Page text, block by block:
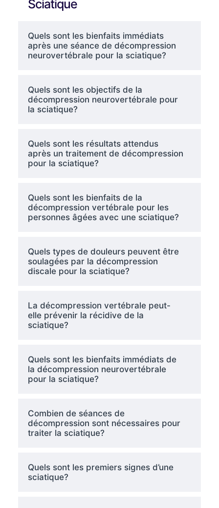
Sciatique
Quels sont les bienfaits immédiats
après une séance de décompression
neurovertébrale pour la sciatique?
Quels sont les objectifs de la
décompression neurovertébrale pour
la sciatique?
Quels sont les résultats attendus
après un traitement de décompression
pour la sciatique?
Quels sont les bienfaits de la
décompression vertébrale pour les
personnes âgées avec une sciatique?
Quels types de douleurs peuvent être
soulagées par la décompression
discale pour la sciatique?
La décompression vertébrale peut-
elle prévenir la récidive de la
sciatique?
Quels sont les bienfaits immédiats de
la décompression neurovertébrale
pour la sciatique?
Combien de séances de
décompression sont nécessaires pour
traiter la sciatique?
Quels sont les premiers signes d’une
sciatique?